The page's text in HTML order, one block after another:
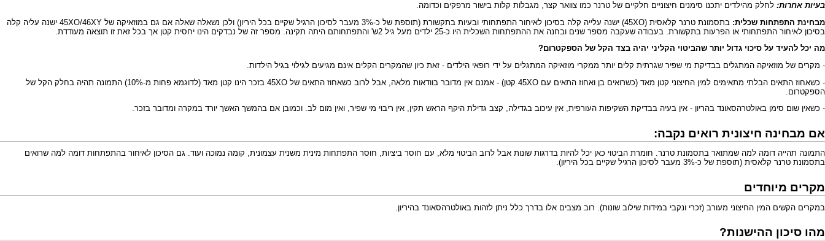
בעיות אחרות: לחלק מהילדים יתכנו סימנים חיצוניים חלקיים של טרנר כמו צוואר קצר, מגבלות קלות בישור מרפקים וכדומה.
מבחינת התפתחות שכלית:
בתסמונת טרנר קלאסית (45XO) ישנה עלייה קלה בסיכון לאיחור התפתחותי ובעיות בתקשורת (תוספת של כ-3% מעבר לסיכון הרגיל שקיים בכל היריון) ולכן נשאלה שאלה אם גם במוזאיקה של 45XO/46XY ישנה עליה קלה
בסיכון לאיחור התפתחותי או הפרעות בתקשורת. בעבודה שעקבה מספר שנים ובחנה את ההתפתחות השכלית היו כ-25 ילדים מעל גיל 2ש' והתפתחותם היתה תקינה. מספר זה של נבדקים הינו יחסית קטן אך בכל זאת זו תוצאה מעודדת.
מה יכל להעיד על סיכוי גדול יותר שהביטוי הקליני יהיה בצד הקל של הספקטרום?
- מקרים של מוזאיקה המתגלים בבדיקת מי שפיר שגרתית קלים יותר ממקרי מוזאיקה המתגלים על ידי רופאי הילדים - זאת כיון שהמקרים הקלים אינם מגיעים לגילוי בגיל הילדות.
- כשאחוז התאים הבלתי מתאימים למין החיצוני קטן מאד (כשרואים בן ואחוז התאים עם 45XO קטן) - אמנם אין מדובר בוודאות מלאה, אבל לרוב כשאחוז התאים של 45XO בזכר הינו קטן מאד (לדוגמא פחות מ-10%) התמונה תהיה בחלק הקל של
הספקטרום.
- כשאין שום סימן באולטרהסאונד בהריון - אין בעיה בבדיקת השקיפות העורפית, אין עיכוב בגדילה, קצב גדילת היקף הראש תקין, אין ריבוי מי שפיר, ואין מום לב. וכמובן אם בהמשך האשך יורד במקרה ומדובר בזכר.
אם מבחינה חיצונית רואים נקבה:
התמונה תהייה דומה למה שמתואר בתסמונת טרנר. חומרת הביטוי כאן יכל להיות בדרגות שונות אבל לרוב הביטוי מלא, עם חוסר ביציות, חוסר התפתחות מינית משנית עצמונית, קומה נמוכה ועוד. גם הסיכון לאיחור בהתפתחות דומה למה שרואים
בתסמונת טרנר קלאסית (תוספת של כ-3% מעבר לסיכון הרגיל שקיים בכל היריון).
מקרים מיוחדים
במקרים הקשים המין החיצוני מעורב (זכרי ונקבי במידות שילוב שונות). רוב מצבים אלו בדרך כלל ניתן לזהות באולטרהסאונד בהיריון.
מהו סיכון ההישנות?